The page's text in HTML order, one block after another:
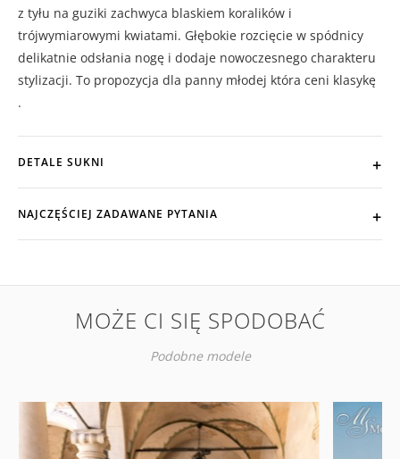
z tyłu na guziki zachwyca blaskiem koralików i
trójwymiarowymi kwiatami. Głębokie rozcięcie w spódnicy
delikatnie odsłania nogę i dodaje nowoczesnego charakteru
stylizacji. To propozycja dla panny młodej która ceni klasykę
.
DETALE SUKNI
NAJCZĘŚCIEJ ZADAWANE PYTANIA
MOŻE CI SIĘ SPODOBAĆ
Podobne modele